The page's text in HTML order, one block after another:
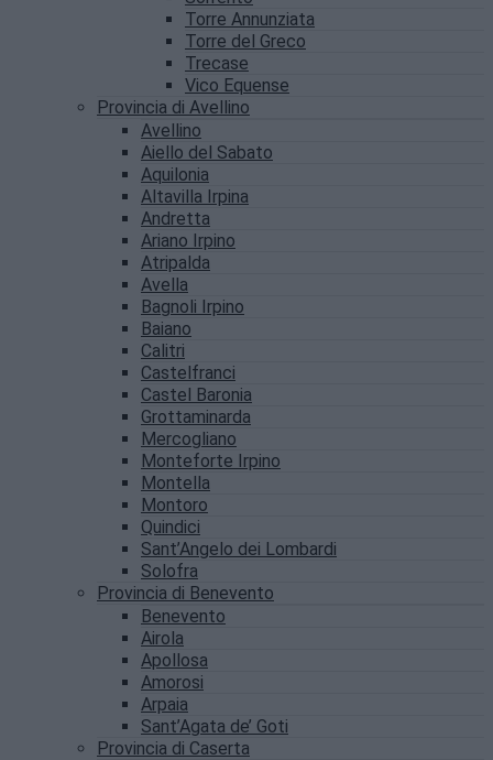
Torre Annunziata
Torre del Greco
Trecase
Vico Equense
Provincia di Avellino
Avellino
Aiello del Sabato
Aquilonia
Altavilla Irpina
Andretta
Ariano Irpino
Atripalda
Avella
Bagnoli Irpino
Baiano
Calitri
Castelfranci
Castel Baronia
Grottaminarda
Mercogliano
Monteforte Irpino
Montella
Montoro
Quindici
Sant’Angelo dei Lombardi
Solofra
Provincia di Benevento
Benevento
Airola
Apollosa
Amorosi
Arpaia
Sant’Agata de’ Goti
Provincia di Caserta